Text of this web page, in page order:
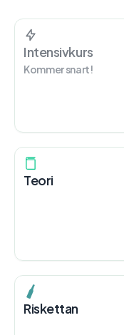
Intensivkurs
Kommer snart!
Teori
Riskettan